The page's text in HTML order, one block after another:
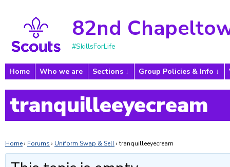
82nd
#SkillsForLife
Home Who we are Sections Group Policies & Info
tranquilleeyecream
Home› Forums › Uniform Swap & Sell› tranquilleeyecream